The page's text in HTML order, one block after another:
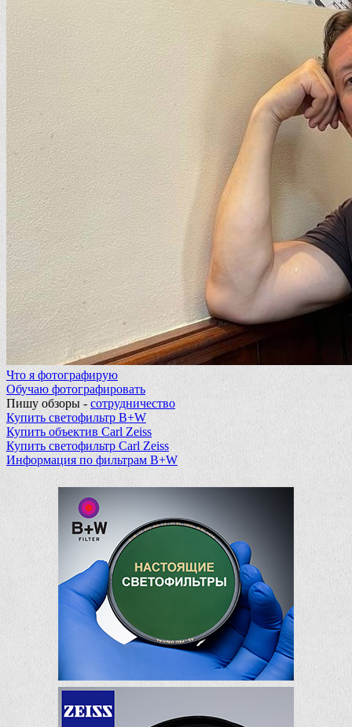
Что я фотографирую
Обучаю фотографировать
Пишу обзоры - сотрудничество
Купить светофильтр B+W
Купить объектив Carl Zeiss
Купить светофильтр Carl Zeiss
Информация по фильтрам B+W